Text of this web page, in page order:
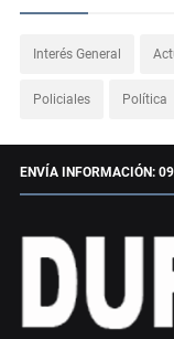
Interés General
Policiales Política
ENVÍA INFORMACIÓN: